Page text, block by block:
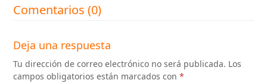
Comentarios (0)
Deja una respuesta
Tu dirección de correo electrónico no será publicada. Los
campos obligatorios están marcados con*